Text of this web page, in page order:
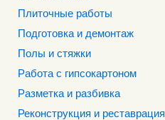
Плиточные работы
Подготовка и демонтаж
Полы и стяжки
Работа с гипсокартоном
Разметка и разбивка
Реконструкция и реставрация